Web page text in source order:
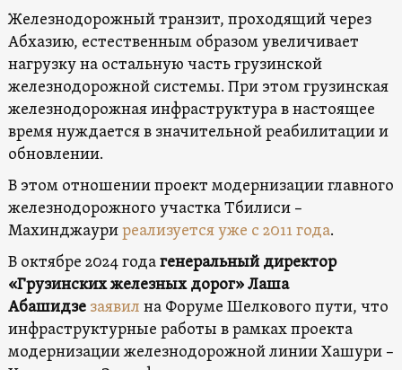
Железнодорожный транзит, проходящий через
Абхазию, естественным образом увеличивает
нагрузку на остальную часть грузинской
железнодорожной системы. При этом грузинская
железнодорожная инфраструктура в настоящее
время нуждается в значительной реабилитации и
обновлении.
В этом отношении проект модернизации главного
железнодорожного участка Тбилиси –
Махинджауриреализуется уже с 2011 года.
В октябре 2024 годагенеральный директор
«Грузинских железных дорог» Лаша
Абашидзе заявил на Форуме Шелкового пути, что
инфраструктурные работы в рамках проекта
модернизации железнодорожной линии Хашури –